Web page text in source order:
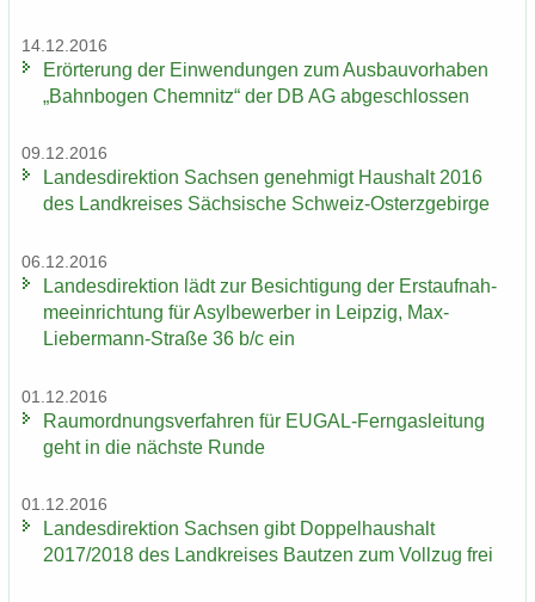
14.12.2016
Er­ör­te­rung der Ein­wen­dun­gen zum Aus­bau­vor­ha­ben
„Bahn­bo­gen Chem­nitz“ der DB AG ab­ge­schlos­sen
09.12.2016
Lan­des­di­rek­ti­on Sach­sen ge­neh­migt Haus­halt 2016
des Land­krei­ses Säch­si­sche Schweiz-​Osterzgebirge
06.12.2016
Lan­des­di­rek­ti­on lädt zur Be­sich­ti­gung der Erst­auf­nah­
me­ein­rich­tung für Asyl­be­wer­ber in Leip­zig, Max-​
Liebermann-Straße 36 b/c ein
01.12.2016
Raum­ord­nungs­ver­fah­ren für EUGAL-​Ferngasleitung
geht in die nächs­te Runde
01.12.2016
Lan­des­di­rek­ti­on Sach­sen gibt Dop­pel­haus­halt
2017/2018 des Land­krei­ses Baut­zen zum Voll­zug frei